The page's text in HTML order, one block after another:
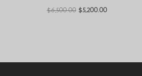
$6,500.00 តម្លៃ
$5,200.00តម្លៃ